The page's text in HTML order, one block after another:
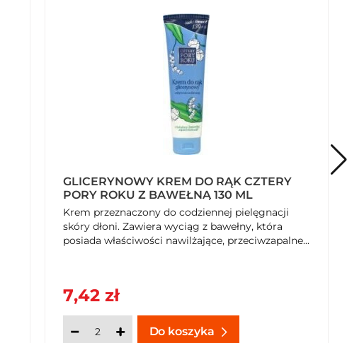
GLICERYNOWY KREM DO RĄK CZTERY
PORY ROKU Z BAWEŁNĄ 130 ML
Krem przeznaczony do codziennej pielęgnacji
skóry dłoni. Zawiera wyciąg z bawełny, która
posiada właściwości nawilżające, przeciwzapalne...
7,42 zł
Do koszyka